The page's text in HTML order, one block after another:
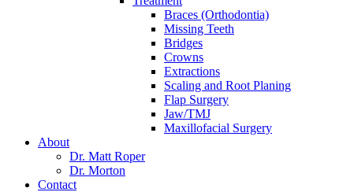
Braces (Orthodontia)
Missing Teeth
Bridges
Crowns
Extractions
Scaling and Root Planing
Flap Surgery
Jaw/TMJ
Maxillofacial Surgery
About
Dr. Matt Roper
Dr. Morton
Contact